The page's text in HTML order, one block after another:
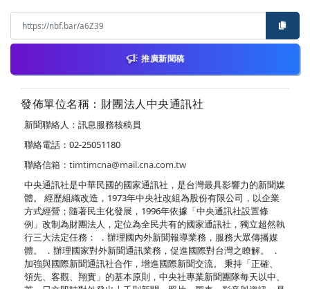
推廣新聞稿
發佈單位名稱：財團法人中央通訊社
新聞聯絡人：訊息服務核稿員
聯絡電話：02-25051180
聯絡信箱： timtimcna@mail.cna.com.tw
中央通訊社是中華民國的國家通訊社，是台灣最具影響力的新聞媒
體。 經歷組織改造，1973年中央社改組為股份有限公司，以企業
方式經營；隨著民主化發展，1996年依據「中央通訊社設置條
例」改制為財團法人，定位為全民共有的國家通訊社，獨立超然執
行三大法定任務： ．辦理國內外新聞報導業務，服務大眾傳播媒
體。 ．辦理國家對外新聞通訊業務，促進國際對台灣之瞭解。 ．
加強與國際新聞通訊社合作，增進國際新聞交流。 秉持「正確、
領先、客觀、翔實」的基本原則，中央社專業新聞團隊每天以中、